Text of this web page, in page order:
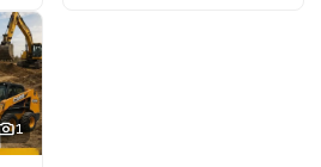
1